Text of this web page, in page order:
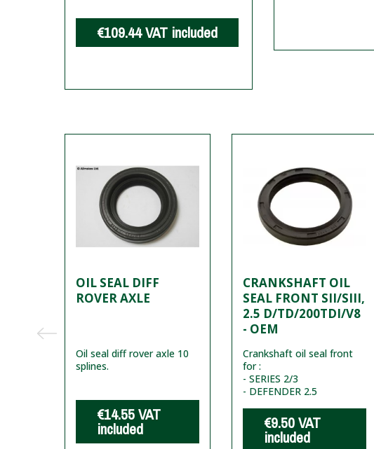
€109.44VAT included
OIL SEAL DIFF
ROVER AXLE
Oil seal diff rover axle 10
splines.
€14.55VAT
included
CRANKSHAFT OIL
SEAL FRONT SII/SIII,
2.5 D/TD/200TDI/V8
- OEM
Crankshaft oil seal front
for :
- SERIES 2/3
- DEFENDER 2.5
€9.50VAT
included